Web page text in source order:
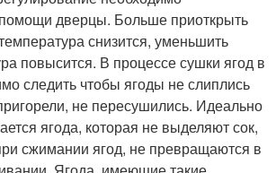
дверцы. Больше приоткрыть
снизится, уменьшить
повысится. В процессе сушки ягод в
следить чтобы ягоды не слиплись
не пересушились. Идеально
ягода, которая не выделяют сок,
сжимании ягод, не превращаются в